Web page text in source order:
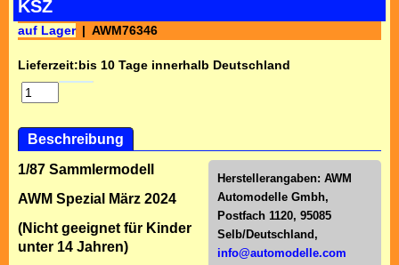
KSZ
auf Lager AWM76346
Lieferzeit:bis 10 Tage innerhalb Deutschland
Beschreibung
Herstellerangaben: AWM
Automodelle Gmbh,
Postfach 1120, 95085
Selb/Deutschl and,
info@automodelle.com
1/87 Sammlermodell
AWM Spezial März 2024
(Nicht geeignet für Kinder
unter 14 Jahren)